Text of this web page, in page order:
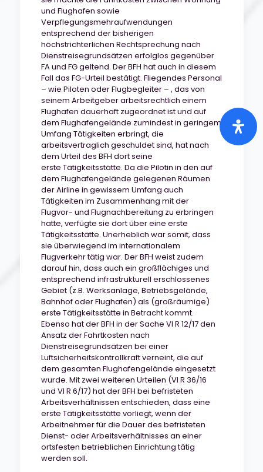
und Flughafen sowie
Verpflegungsmehraufwendungen
entsprechend der bisherigen
höchstrichterlichen Rechtsprechung nach
Dienstreisegrundsätzen erfolglos gegenüber
FA und FG geltend. Der BFH hat auch in diesem
Fall das FG-Urteil bestätigt. Fliegendes Personal
– wie Piloten oder Flugbegleiter – , das von
seinem Arbeitgeber arbeitsrechtlich einem
Flughafen dauerhaft zugeordnet ist und auf
dem Flughafengelände zumindest in geringem
Umfang Tätigkeiten erbringt, die
arbeitsvertraglich geschuldet sind, hat nach
dem Urteil des BFH dort seine
erste Tätigkeitsstätte. Da die Pilotin in den auf
dem Flughafengelände gelegenen Räumen
der Airline in gewissem Umfang auch
Tätigkeiten im Zusammenhang mit der
Flugvor- und Flugnachbereitung zu erbringen
hatte, verfügte sie dort über eine erste
Tätigkeitsstätte. Unerheblich war somit, dass
sie überwiegend im internationalem
Flugverkehr tätig war. Der BFH weist zudem
darauf hin, dass auch ein großflächiges und
entsprechend infrastrukturell erschlossenes
Gebiet (z.B. Werksanlage, Betriebsgelände,
Bahnhof oder Flughafen) als (großräumige)
erste Tätigkeitsstätte in Betracht kommt.
Ebenso hat der BFH in der Sache VI R 12/17 den
Ansatz der Fahrtkosten nach
Dienstreisegrundsätzen bei einer
Luftsicherheitskontrollkraft verneint, die auf
dem gesamten Flughafengelände eingesetzt
wurde. Mit zwei weiteren Urteilen (VI R 36/16
und VI R 6/17) hat der BFH bei befristeten
Arbeitsverhältnissen entschieden, dass eine
erste Tätigkeitsstätte vorliegt, wenn der
Arbeitnehmer für die Dauer des befristeten
Dienst- oder Arbeitsverhältnisses an einer
ortsfesten betrieblichen Einrichtung tätig
werden soll.